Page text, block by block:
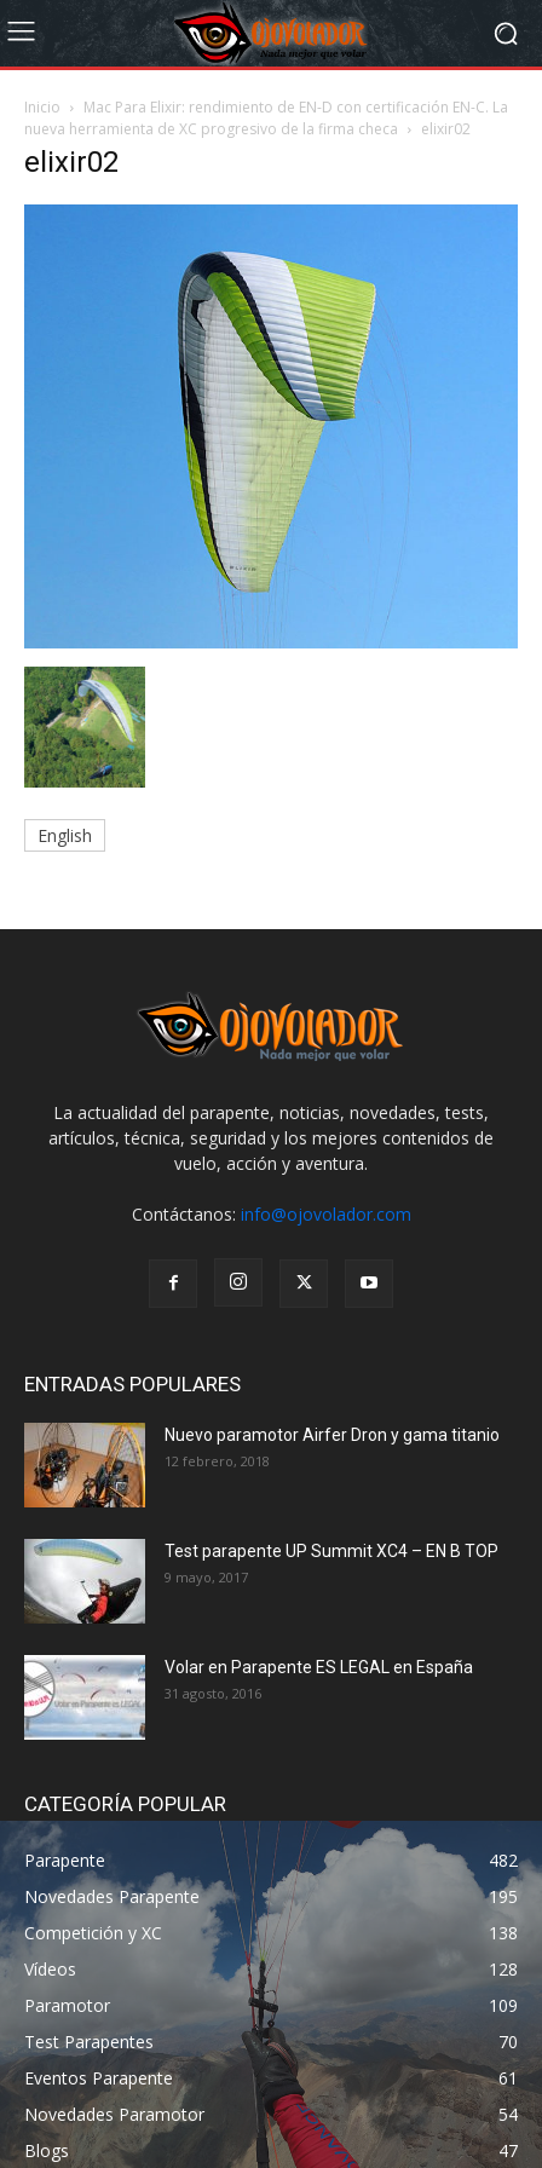
Inicio
Mac Para Elixir: rendimiento de EN-D con certificación EN-C. La
nueva herramienta de XC progresivo de la firma checa
elixir02
elixir02
English
La actualidad del parapente, noticias, novedades, tests,
artículos, técnica, seguridad y los mejores contenidos de
vuelo, acción y aventura.
Contáctanos: info@ojovolador.com
ENTRADAS POPULARES
Nuevo paramotor Airfer Dron y gama titanio
12 febrero, 2018
Test parapente UP Summit XC4 – EN B TOP
9 mayo, 2017
Volar en Parapente ES LEGAL en España
31 agosto, 2016
CATEGORÍA POPULAR
Parapente
482
Novedades Parapente
195
Competición y XC
138
Vídeos
128
Paramotor
109
Test Parapentes
70
Eventos Parapente
61
Novedades Paramotor
54
Blogs
47